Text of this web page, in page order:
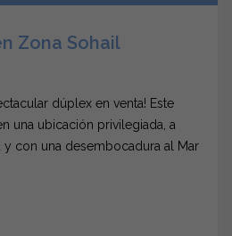
Zona Sohail
dúplex en venta! Este
una ubicación privilegiada, a
con una desembocadura al Mar